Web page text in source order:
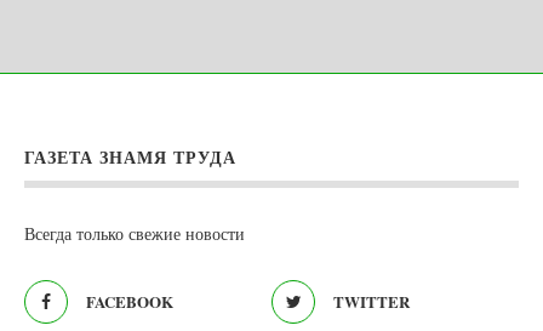
ГАЗЕТА ЗНАМЯ ТРУДА
Всегда только свежие новости
FACEBOOK TWITTER